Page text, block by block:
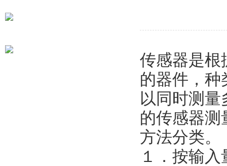
传感器是根
的器件，种
以同时测量
的传感器测
方法分类。
１．按输入